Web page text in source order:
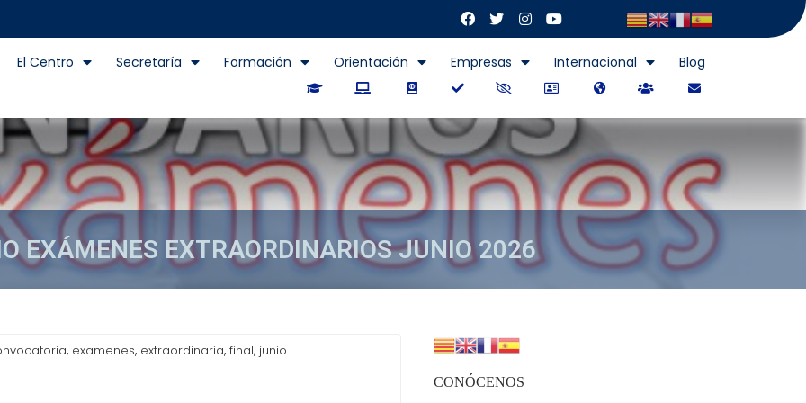
El Centro Secretaría Formación Orientación Empresas Internacional Blog
EXÁMENES EXTRAORDINARIOS JUNIO 2026
, examenes, extraordinaria, final, junio
CONÓCENOS